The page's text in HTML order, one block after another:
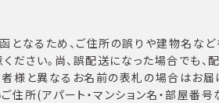
となるため、ご住所の誤りや建物名な
ださい。尚、誤配送になった場合でも、
様と異なるお名前の表札の場合はお届
所(アパート・マンション名・部屋番号